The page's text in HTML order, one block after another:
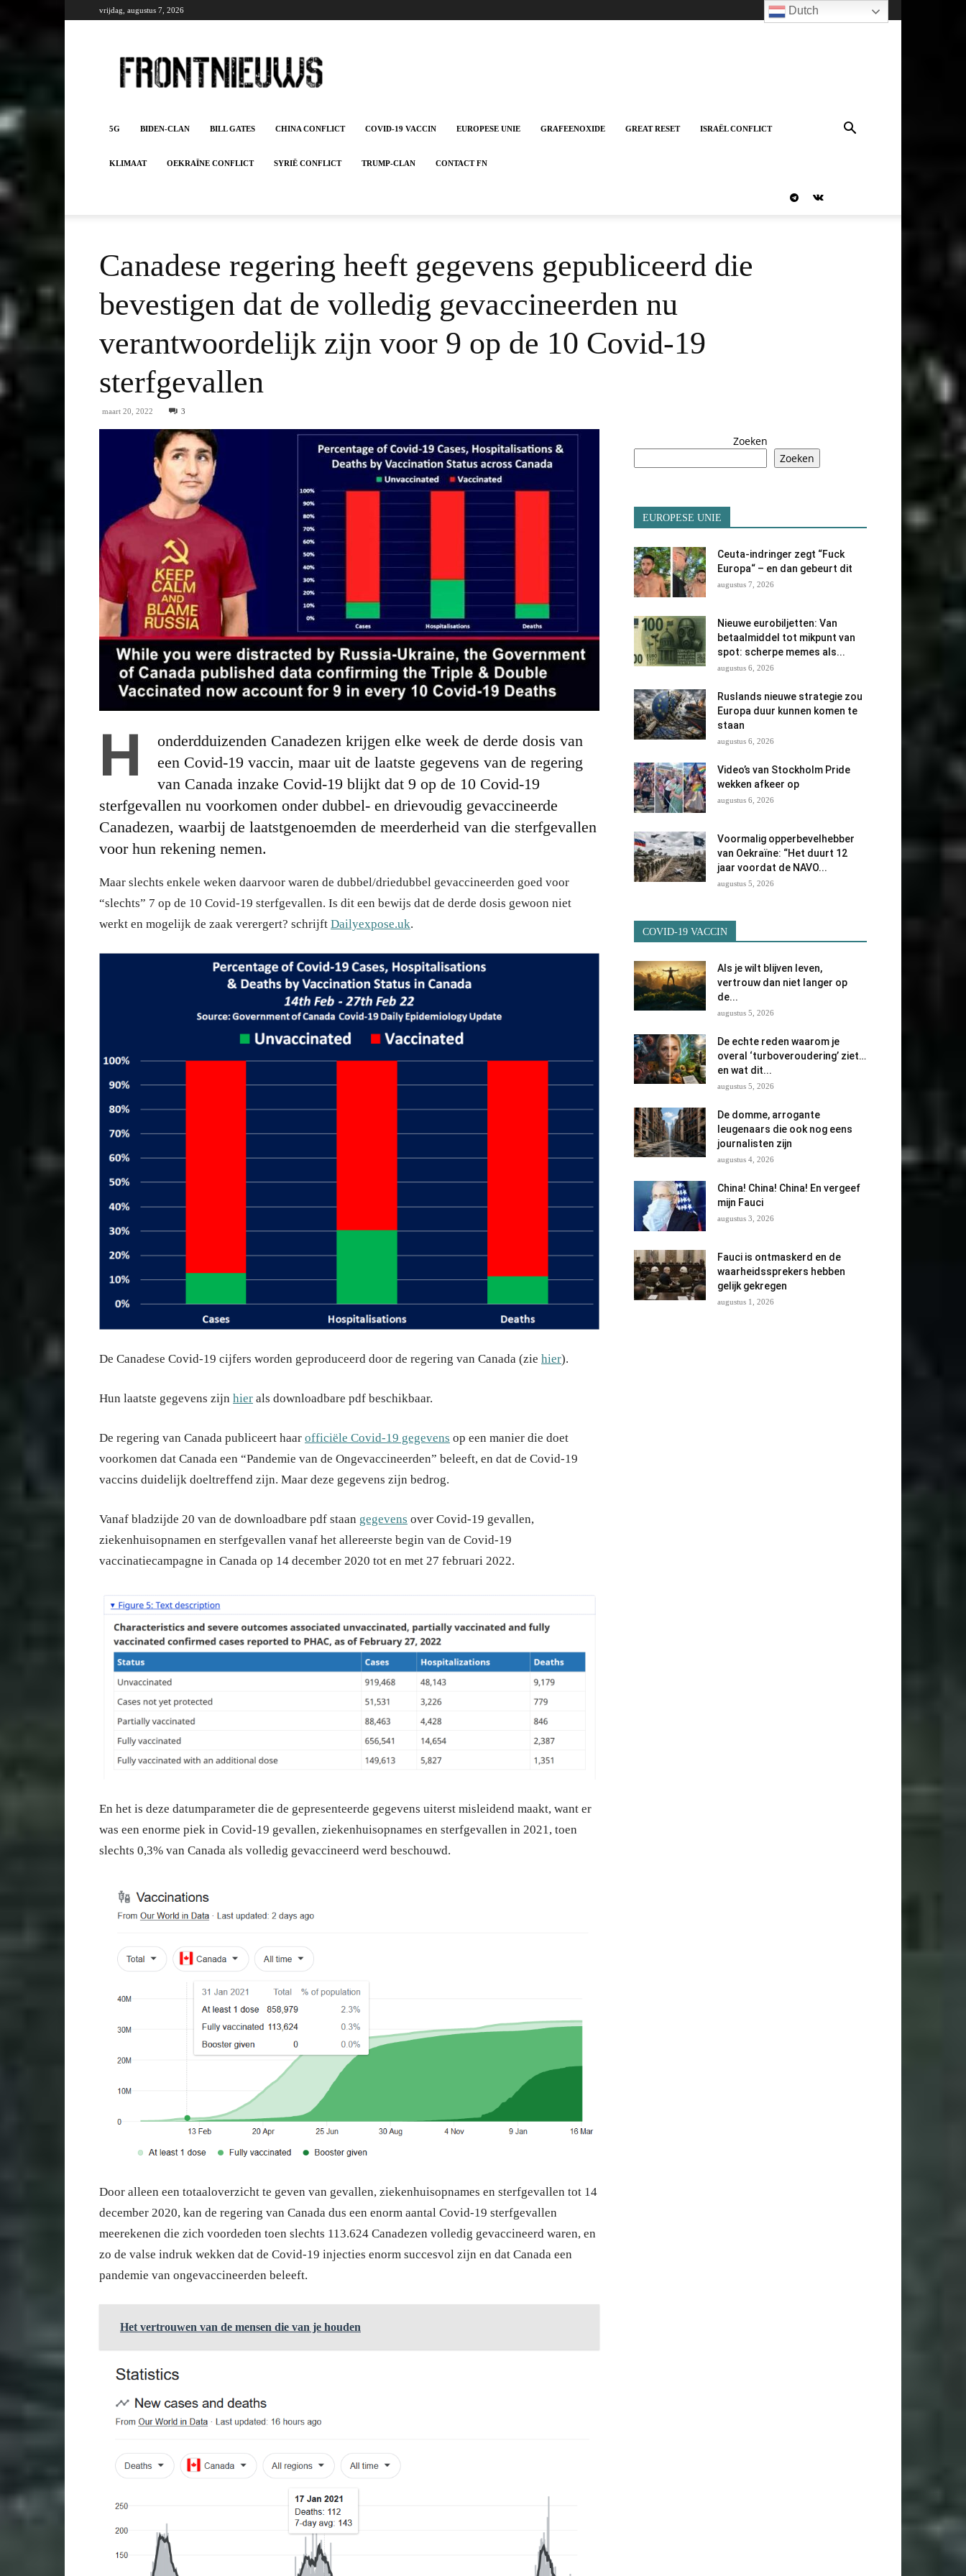
vrijdag, augustus 7, 2026
5G BIDEN-CLAN BILL GATES CHINA CONFLICT COVID-19 VACCIN EUROPESE UNIE GRAFEENOXIDE GREAT RESET ISRAËL CONFLICT
KLIMAAT OEKRAÏNE CONFLICT SYRIË CONFLICT TRUMP-CLAN CONTACT FN
Canadese regering heeft gegevens gepubliceerd die
bevestigen dat de volledig gevaccineerden nu
verantwoordelijk zijn voor 9 op de 10 Covid-19
sterfgevallen
maart 20, 2022 3
H
onderdduizenden Canadezen krijgen elke week de derde dosis van
een Covid-19 vaccin, maar uit de laatste gegevens van de regering
van Canada inzake Covid-19 blijkt dat 9 op de 10 Covid-19
sterfgevallen nu voorkomen onder dubbel- en drievoudig gevaccineerde
Canadezen, waarbij de laatstgenoemden de meerderheid van die sterfgevallen
voor hun rekening nemen.
Maar slechts enkele weken daarvoor waren de dubbel/driedubbel gevaccineerden goed voor
“slechts” 7 op de 10 Covid-19 sterfgevallen. Is dit een bewijs dat de derde dosis gewoon niet
werkt en mogelijk de zaak verergert? schrijft Dailyexpose.uk.
De Canadese Covid-19 cijfers worden geproduceerd door de regering van Canada (zie hier).
Hun laatste gegevens zijn hier als downloadbare pdf beschikbaar.
De regering van Canada publiceert haar officiële Covid-19 gegevens op een manier die doet
voorkomen dat Canada een “Pandemie van de Ongevaccineerden” beleeft, en dat de Covid-19
vaccins duidelijk doeltreffend zijn. Maar deze gegevens zijn bedrog.
Vanaf bladzijde 20 van de downloadbare pdf staan gegevens over Covid-19 gevallen,
ziekenhuisopnamen en sterfgevallen vanaf het allereerste begin van de Covid-19
vaccinatiecampagne in Canada op 14 december 2020 tot en met 27 februari 2022.
En het is deze datumparameter die de gepresenteerde gegevens uiterst misleidend maakt, want er
was een enorme piek in Covid-19 gevallen, ziekenhuisopnames en sterfgevallen in 2021, toen
slechts 0,3% van Canada als volledig gevaccineerd werd beschouwd.
Door alleen een totaaloverzicht te geven van gevallen, ziekenhuisopnames en sterfgevallen tot 14
december 2020, kan de regering van Canada dus een enorm aantal Covid-19 sterfgevallen
meerekenen die zich voordeden toen slechts 113.624 Canadezen volledig gevaccineerd waren, en
zo de valse indruk wekken dat de Covid-19 injecties enorm succesvol zijn en dat Canada een
pandemie van ongevaccineerden beleeft.
Het vertrouwen van de mensen die van je houden
Zoeken
Zoeken
EUROPESE UNIE
Ceuta-indringer zegt “Fuck
Europa“ – en dan gebeurt dit
augustus 7, 2026
Nieuwe eurobiljetten: Van
betaalmiddel tot mikpunt van
spot: scherpe memes als...
augustus 6, 2026
Ruslands nieuwe strategie zou
Europa duur kunnen komen te
staan
augustus 6, 2026
Video’s van Stockholm Pride
wekken afkeer op
augustus 6, 2026
Voormalig opperbevelhebber
van Oekraïne: “Het duurt 12
jaar voordat de NAVO...
augustus 5, 2026
COVID-19 VACCIN
Als je wilt blijven leven,
vertrouw dan niet langer op
de...
augustus 5, 2026
De echte reden waarom je
overal ‘turboveroudering’ ziet…
en wat dit...
augustus 5, 2026
De domme, arrogante
leugenaars die ook nog eens
journalisten zijn
augustus 4, 2026
China! China! China! En vergeef
mijn Fauci
augustus 3, 2026
Fauci is ontmaskerd en de
waarheidssprekers hebben
gelijk gekregen
augustus 1, 2026
Dutch